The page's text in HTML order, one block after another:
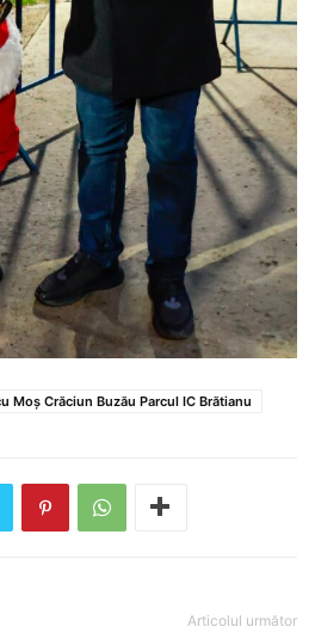
Moș Crăciun Buzău Parcul IC Brătianu
Articolul următor